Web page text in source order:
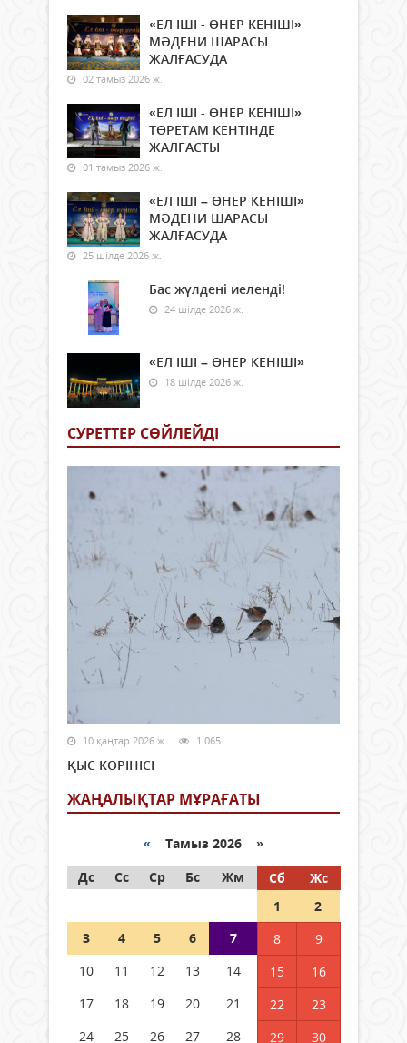
«ЕЛ ІШІ - ӨНЕР КЕНІШІ»
МӘДЕНИ ШАРАСЫ
ЖАЛҒАСУДА
02 тамыз 2026 ж.
«ЕЛ ІШІ - ӨНЕР КЕНІШІ»
ТӨРЕТАМ КЕНТІНДЕ
ЖАЛҒАСТЫ
01 тамыз 2026 ж.
«ЕЛ ІШІ – ӨНЕР КЕНІШІ»
МӘДЕНИ ШАРАСЫ
ЖАЛҒАСУДА
25 шілде 2026 ж.
Бас жүлдені иеленді!
24 шілде 2026 ж.
«ЕЛ ІШІ – ӨНЕР КЕНІШІ»
18 шілде 2026 ж.
СУРЕТТЕР СӨЙЛЕЙДI
10 қаңтар 2026 ж. 1 065
ҚЫС КӨРІНІСІ
ЖАҢАЛЫҚТАР МҰРАҒАТЫ
« Тамыз 2026 »
Дс
Сс Ср Бс Жм Сб
Жс
1
2
3
4 5 6 7 8
9
10
11 12 13 14 15
16
17
18 19 20 21 22
23
24
25 26 27 28 29 30